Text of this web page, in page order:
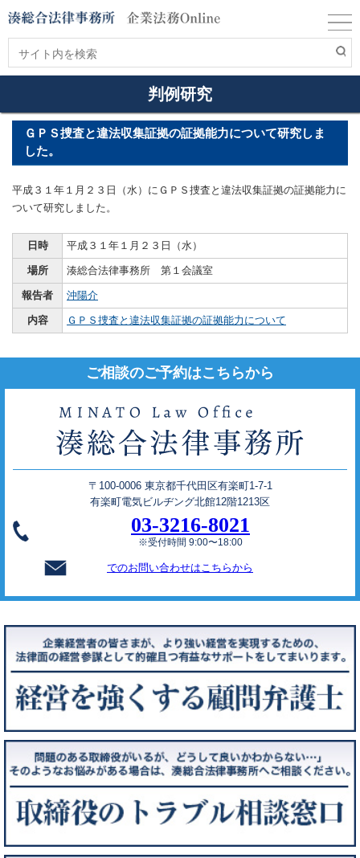
判例研究
ＧＰＳ捜査と違法収集証拠の証拠能力について研究しま
した。
平成３１年１月２３日（水）にＧＰＳ捜査と違法収集証拠の証拠能力に
ついて研究しました。
日時 平成３１年１月２３日（水）
場所 湊総合法律事務所 第１会議室
報告者 沖陽介
内容 ＧＰＳ捜査と違法収集証拠の証拠能力について
ご相談のご予約はこちらから
〒100-0006 東京都千代田区有楽町1-7-1
有楽町電気ビルヂング北館12階1213区
03-3216-8021
※受付時間 9:00〜18:00
でのお問い合わせはこちらから